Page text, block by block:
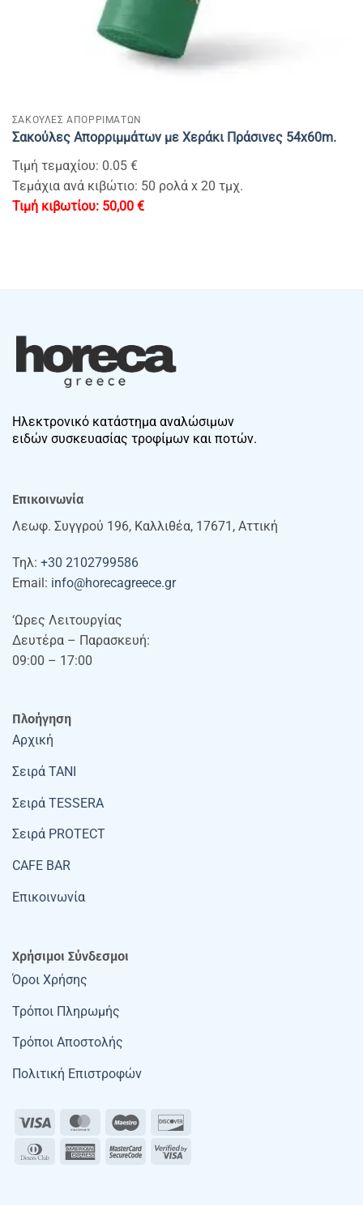
ΣΑΚΟΥΛΕΣ ΑΠΟΡΡΙΜΑΤΩΝ
Σακούλες Απορριμμάτων με Χεράκι Πράσινες 54x60m.
Τιμή τεμαχίου: 0.05 €
Τεμάχια ανά κιβώτιο: 50 ρολά x 20 τμχ.
50,00 €
Ηλεκτρονικό κατάστημα αναλώσιμων
ειδών συσκευασίας τροφίμων και ποτών.
Επικοινωνία
Λεωφ. Συγγρού 196, Καλλιθέα, 17671, Αττική
Τηλ: +30 2102799586
Email: info@horecagreece.gr
‘Ωρες Λειτουργίας
Δευτέρα – Παρασκευή:
09:00 – 17:00
Πλοήγηση
Αρχική
Σειρά TANI
Σειρά TESSERA
Σειρά PROTECT
CAFE BAR
Επικοινωνία
Χρήσιμοι Σύνδεσμοι
Όροι Χρήσης
Τρόποι Πληρωμής
Τρόποι Αποστολής
Πολιτική Επιστροφών
Visa MasterCardMaestro
Dinners
AmericanMasterCard
Visa